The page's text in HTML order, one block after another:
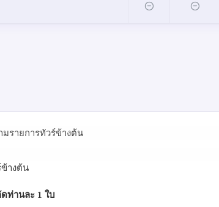
รายการทัวร์ข้างต้น
างต้น
ท่านละ 1 ใบ